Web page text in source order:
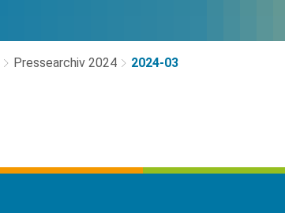
Pressearchiv 2024 2024-03